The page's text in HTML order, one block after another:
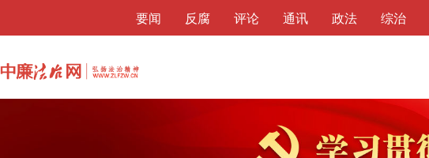
要闻 反腐 评论 通讯 政法 综治